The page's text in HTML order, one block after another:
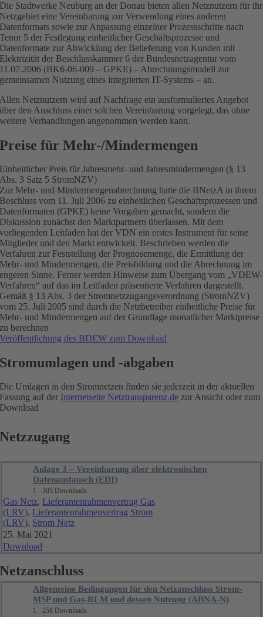
Die Stadtwerke Neuburg an der Donau bieten allen Netznutzern für ihr
Netzgebiet eine Vereinbarung zur Verwendung eines anderen
Datenformats sowie zur Anpassung einzelner Prozessschritte nach
Tenor 5 der Festlegung einheitlicher Geschäftsprozesse und
Datenformate zur Abwicklung der Belieferung von Kunden mit
Elektrizität der Beschlusskammer 6 der Bundesnetzagentur vom
11.07.2006 (BK6-06-009 – GPKE) – Abrechnungsmodell zur
gemeinsamen Nutzung eines integrierten IT-Systems – an.
Allen Netznutzern wird auf Nachfrage ein ausformuliertes Angebot
über den Anschluss einer solchen Vereinbarung vorgelegt, das ohne
weitere Verhandlungen angenommen werden kann.
Preise für Mehr-/Mindermengen
Einheitlicher Preis für Jahresmehr- und Jahresmindermengen (§ 13
Abs. 3 Satz 5 StromNZV)
Zur Mehr- und Mindermengenabrechnung hatte die BNetzA in ihrem
Beschluss vom 11. Juli 2006 zu einheitlichen Geschäftsprozessen und
Datenformaten (GPKE) keine Vorgaben gemacht, sondern die
Diskussion zunächst den Marktpartnern überlassen. Mit dem
vorliegenden Leitfaden hat der VDN ein erstes Instrument für seine
Mitglieder und den Markt entwickelt. Beschrieben werden die
Verfahren zur Feststellung der Prognosemenge, die Ermittlung der
Mehr- und Mindermengen, die Preisbildung und die Abrechnung im
engeren Sinne. Ferner werden Hinweise zum Übergang vom „VDEW-
Verfahren“ auf das im Leitfaden präsentierte Verfahren dargestellt.
Gemäß § 13 Abs. 3 der Stromnetzzugangsverordnung (StromNZV)
vom 25. Juli 2005 sind durch die Netzbetreiber einheitliche Preise für
Mehr- und Mindermengen auf der Grundlage monatlicher Marktpreise
zu berechnen
Veröffentlichung des BDEW zum Download
Stromumlagen und -abgaben
Die Umlagen in den Stromnetzen finden sie jederzeit in der aktuellen
Fassung auf der Internetseite Netztransparenz.de zur Ansicht oder zum
Download
Netzzugang
Anlage 3 – Vereinbarung über elektronischen
Datenaustausch (EDI)
1 305 Downloads
Gas Netz, Lieferantenrahmenvertrag Gas
(LRV), Lieferantenrahmenvertrag Strom
(LRV), Strom Netz
25. Mai 2021
Download
Netzanschluss
Allgemeine Bedingungen für den Netzanschluss Strom-
MSP und Gas-RLM und dessen Nutzung (ABNA-N)
1 258 Downloads